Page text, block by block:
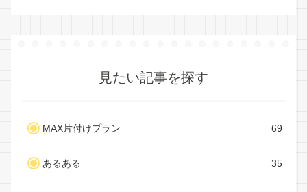
見たい記事を探す
MAX片付けプラン 69
あるある 35